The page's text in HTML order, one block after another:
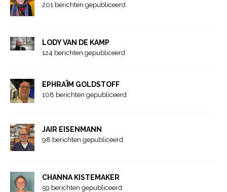
201 berichten gepubliceerd
LODY VAN DE KAMP
124 berichten gepubliceerd
EPHRAÏM GOLDSTOFF
108 berichten gepubliceerd
JAIR EISENMANN
98 berichten gepubliceerd
CHANNA KISTEMAKER
59 berichten gepubliceerd